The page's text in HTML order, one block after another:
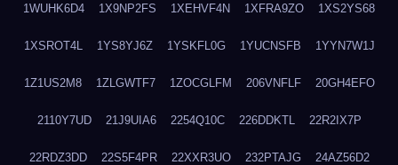
1WUHK6D4 1X9NP2FS 1XEHVF4N 1XFRA9ZO 1XS2YS68
1XSROT4L 1YS8YJ6Z 1YSKFL0G 1YUCNSFB 1YYN7W1J
1Z1US2M8 1ZLGWTF7 1ZOCGLFM 206VNFLF 20GH4EFO
2110Y7UD 21J9UIA6 2254Q10C 226DDKTL 22R2IX7P
22RDZ3DD 22S5F4PR 22XXR3UO 232PTAJG 24AZ56D2